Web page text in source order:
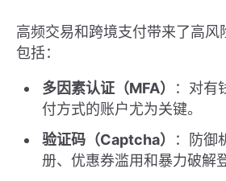
高频交易和跨境支付带来了高风
包括：
多因素认证（MFA）
：对有
付方式的账户尤为关键。
验证码（Captcha）
：防御
册、优惠券滥用和暴力破解